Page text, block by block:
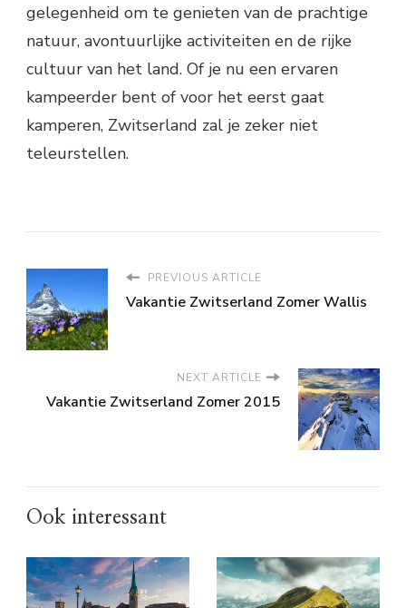
gelegenheid om te genieten van de prachtige
natuur, avontuurlijke activiteiten en de rijke
cultuur van het land. Of je nu een ervaren
kampeerder bent of voor het eerst gaat
kamperen, Zwitserland zal je zeker niet
teleurstellen.
PREVIOUS ARTICLE
Vakantie Zwitserland Zomer Wallis
NEXT ARTICLE
Vakantie Zwitserland Zomer 2015
Ook interessant